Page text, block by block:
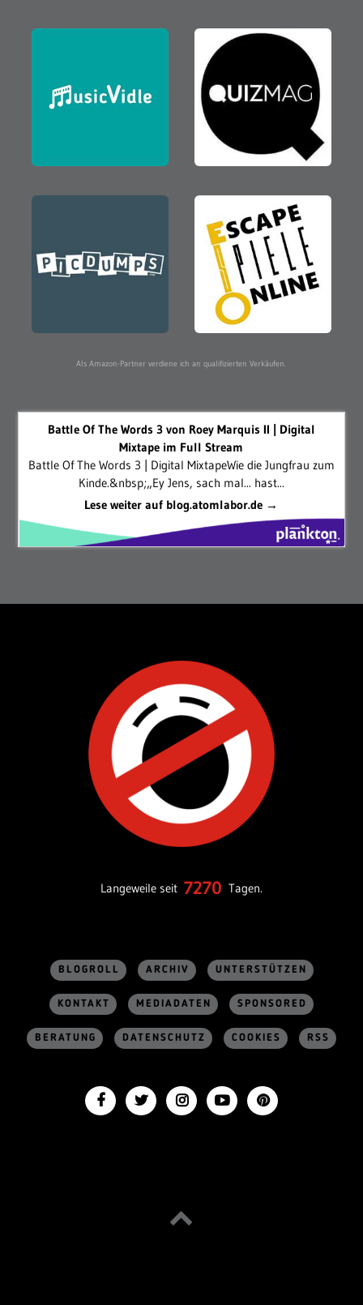
Als Amazon-Partner verdiene ich an qualifizierten Verkäufen.
Battle Of The Words 3 von Roey Marquis II | Digital
Mixtape im Full Stream
Battle Of The Words 3 | Digital MixtapeWie die Jungfrau zum
Kinde.&nbsp;„Ey Jens, sach mal... hast...
Lese weiter auf blog.atomlabor.de →
Langeweile seit 7270 Tagen.
BLOGROLL ARCHIV UNTERSTÜTZEN
KONTAKT MEDIADATEN SPONSORED
BERATUNG DATENSCHUTZ COOKIES RSS